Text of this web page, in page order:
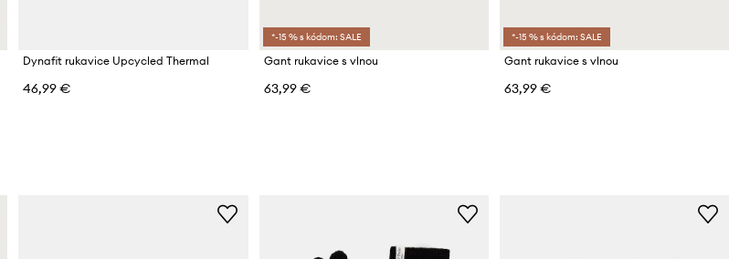
Dynafit rukavice Upcycled Thermal
46,99 €
*-15 % s kódom: SALE
Gant rukavice s vlnou
63,99 €
*-15 % s kódom: SALE
Gant rukavice s vlnou
63,99 €